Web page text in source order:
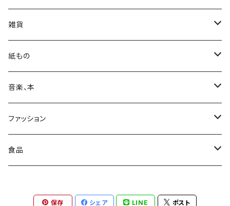
雑貨
カバン
日用品
収納
装飾
紙もの
Print & Poster
ポストカード
カレンダー
音楽、本
CD
レコード
本
ファッション
靴下
食品
保存 シェア LINE ポスト